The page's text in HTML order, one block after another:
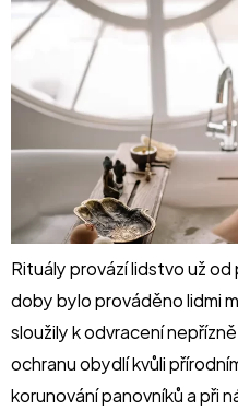
Rituály provází lidstvo už
doby bylo prováděno lidmi
sloužily k odvracení
ochranu obydlí kvůli
korunování panovníků a při